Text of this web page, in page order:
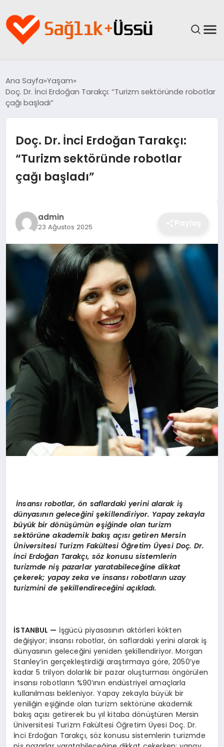
YAŞAM
GÜNCEL
SPOR & FITNESS
Ana Sayfa Yaşam
Doç. Dr. İnci Erdoğan Tarakçı: “Turizm sektöründe robotlar
çağı başladı”
Doç. Dr. İnci Erdoğan Tarakçı:
“Turizm sektöründe robotlar
çağı başladı”
admin
23 Ağustos 2025
İnsansı robotlar, ön saflardaki yerini alarak iş
dünyasının geleceğini şekillendiriyor. Yapay zekayla
büyük bir dönüşümün eşiğinde olan turizm
sektörüne akademik bakış açısı getiren Mersin
Üniversitesi Turizm Fakültesi Öğretim Üyesi Doç. Dr.
İnci Erdoğan Tarakçı, söz konusu sistemlerin
turizmde niş pazarlar yaratabileceğine dikkat
çekerek; yapay zeka ve insansı robotların uzay
turizmini de şekillendireceğini açıkladı.
İSTANBUL — İşgücü piyasasının aktörleri kökten
değişiyor; insansı robotlar, ön saflardaki yerini alarak iş
dünyasının geleceğini yeniden şekillendiriyor. Morgan
Stanley’in gerçekleştirdiği araştırmaya göre, 2050’ye
kadar 5 trilyon dolarlık bir pazar oluşturması öngörülen
insansı robotların %90’ının endüstriyel amaçlarla
kullanılması bekleniyor. Yapay zekayla büyük bir
yeniliğin eşiğinde olan turizm sektörüne akademik
bakış açısı getirerek bu yıl kitaba dönüştüren Mersin
Üniversitesi Turizm Fakültesi Öğretim Üyesi Doç. Dr.
İnci Erdoğan Tarakçı, söz konusu sistemlerin turizmde